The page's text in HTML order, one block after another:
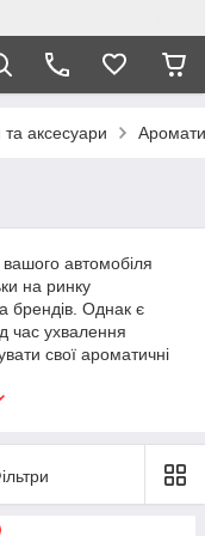
аксесуари
автомобіля
на ринку
брендів. Однак є
час ухвалення
свої ароматичні
Також важливо
електричним?
Варто
огляди в Інтернеті,
ви обираєте. Також